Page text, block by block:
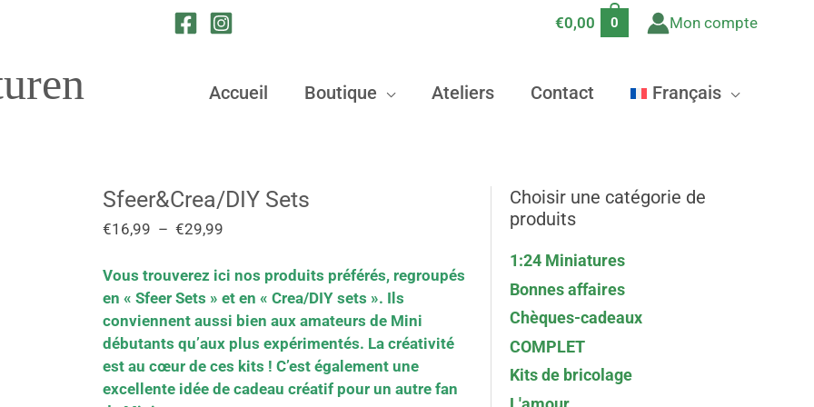
€0,00 0 Mon compte
Accueil Boutique Ateliers Contact Français
Sfeer&Crea/DIY Sets
€16,99 – €29,99
Plage
€16,99
€29,99
Vous trouverez ici nos produits préférés, regroupés
en « Sfeer Sets » et en « Crea/DIY sets ». Ils
conviennent aussi bien aux amateurs de Mini
débutants qu’aux plus expérimentés. La créativité
est au cœur de ces kits ! C’est également une
excellente idée de cadeau créatif pour un autre fan
quantité
de
Sfeer&Crea/DIY
Choisir une catégorie de
produits
1:24 Miniatures
Bonnes affaires
Chèques-cadeaux
COMPLET
Kits de bricolage